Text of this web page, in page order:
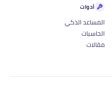
أدوات
المساعد الذكي
الحاسبات
مقالات